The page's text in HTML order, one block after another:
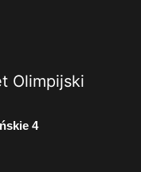
Olimpijski
4